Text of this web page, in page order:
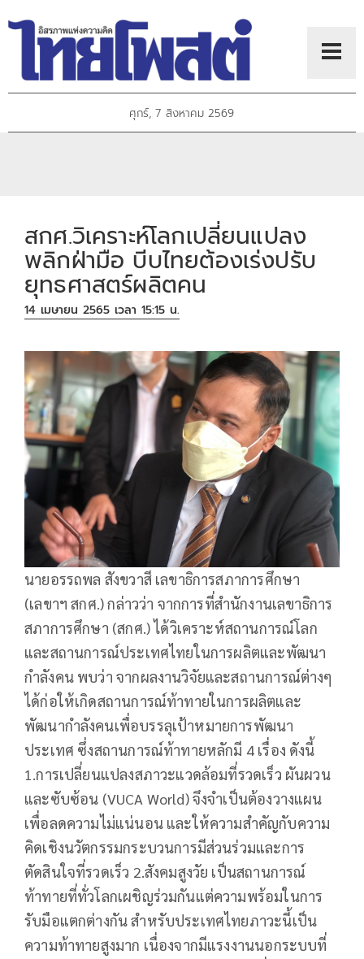
ศุกร์, 7 สิงหาคม 2569
สกศ.วิเคราะห์โลกเปลี่ยนแปลง
พลิกฝ่ามือ บีบไทยต้องเร่งปรับ
ยุทธศาสตร์ผลิตคน
14 เมษายน 2565 เวลา 15:15 น.
นายอรรถพล สังขวาสี เลขาธิการสภาการศึกษา
(เลขาฯ สกศ.) กล่าวว่า จากการที่สำนักงานเลขาธิการ
สภาการศึกษา (สกศ.) ได้วิเคราะห์สถานการณ์โลก
และสถานการณ์ประเทศไทยในการผลิตและพัฒนา
กำลังคน พบว่า จากผลงานวิจัยและสถานการณ์ต่างๆ
ได้ก่อให้เกิดสถานการณ์ท้าทายในการผลิตและ
พัฒนากำลังคนเพื่อบรรลุเป้าหมายการพัฒนา
ประเทศ ซึ่งสถานการณ์ท้าทายหลักมี 4 เรื่อง ดังนี้
1.การเปลี่ยนแปลงสภาวะแวดล้อมที่รวดเร็ว ผันผวน
และซับซ้อน (VUCA World) จึงจำเป็นต้องวางแผน
เพื่อลดความไม่แน่นอน และให้ความสำคัญกับความ
คิดเชิงนวัตกรรมกระบวนการมีส่วนร่วมและการ
ตัดสินใจที่รวดเร็ว 2.สังคมสูงวัย เป็นสถานการณ์
ท้าทายที่ทั่วโลกเผชิญร่วมกันแต่ความพร้อมในการ
รับมือแตกต่างกัน สำหรับประเทศไทยภาวะนี้เป็น
ความท้าทายสูงมาก เนื่องจากมีแรงงานนอกระบบที่